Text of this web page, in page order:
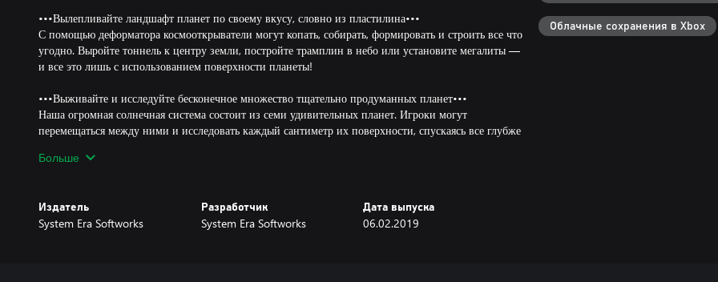
•••Вылепливайте ландшафт планет по своему вкусу, словно из пластилина•••
С помощью деформатора космооткрыватели могут копать, собирать, формировать и строить все что
угодно. Выройте тоннель к центру земли, постройте трамплин в небо или установите мегалиты —
и все это лишь с использованием поверхности планеты!
•••Выживайте и исследуйте бесконечное множество тщательно продуманных планет•••
Наша огромная солнечная система состоит из семи удивительных планет. Игроки могут
перемещаться между ними и исследовать каждый сантиметр их поверхности, спускаясь все глубже
предстоит столкнуться с разнообразными сложностями при освоении каждого из них, а биомы
•••Соединяйте детали и компоненты, чтобы строить базы и транспортные средства•••
Из предметов, которые находят и создают космооткрыватели в ходе игры, можно составлять любые
Больше
Издатель
System Era Softworks
Разработчик
System Era Softworks
Дата выпуска
06.02.2019
Облачные сохранения в Xbox